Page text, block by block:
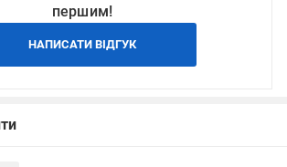
першим!
НАПИСАТИ ВІДГУК